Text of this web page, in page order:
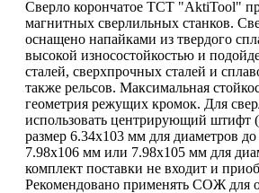
Сверло корончатое TCT "AktiTool"
магнитных сверлильных станков.
оснащено напайками из твердого
высокой износостойкостью и
сталей, сверхпрочных сталей и
также рельсов. Максимальная
геометрия режущих кромок. Для
использовать центрирующий штифт
размер 6.34х103 мм для диаметров
7.98х106 мм или 7.98х105 мм для
комплект поставки не входит и
Рекомендовано применять СОЖ для